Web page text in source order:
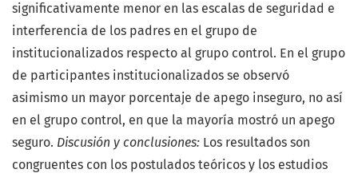
significativamente menor en las escalas de seguridad e
interferencia de los padres en el grupo de
institucionalizados respecto al grupo control. En el grupo
de participantes institucionalizados se observó
asimismo un mayor porcentaje de apego inseguro, no así
en el grupo control, en que la mayoría mostró un apego
seguro. Discusión y conclusiones: Los resultados son
congruentes con los postulados teóricos y los estudios